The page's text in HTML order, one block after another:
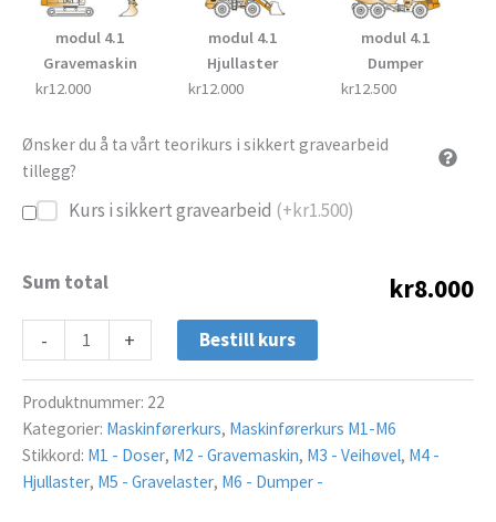
modul 4.1
Gravemaskin
kr12.000
modul 4.1
Hjullaster
kr12.000
modul 4.1
Dumper
kr12.500
Ønsker du å ta vårt teorikurs i sikkert gravearbeid
tillegg?
Kurs i sikkert gravearbeid (+kr1.500)
Sum total kr8.000
- + Bestill kurs
Produktnummer: 22
Kategorier: Maskinførerkurs, Maskinførerkurs M1-M6
Stikkord: M1 - Doser, M2 - Gravemaskin, M3 - Veihøvel, M4 -
Hjullaster, M5 - Gravelaster, M6 - Dumper -